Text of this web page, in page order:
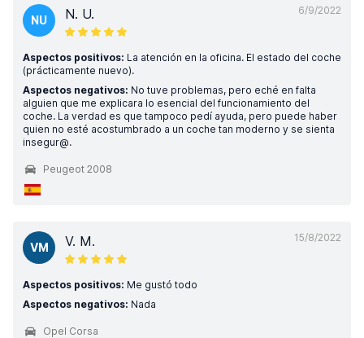
6/9/2022
NU N. U.
Aspectos positivos: La atención en la oficina. El estado del coche
(prácticamente nuevo).
Aspectos negativos: No tuve problemas, pero eché en falta
alguien que me explicara lo esencial del funcionamiento del
coche. La verdad es que tampoco pedí ayuda, pero puede haber
quien no esté acostumbrado a un coche tan moderno y se sienta
insegur@.
Peugeot 2008
15/8/2022
VM V. M.
Aspectos positivos: Me gustó todo
Aspectos negativos: Nada
Opel Corsa